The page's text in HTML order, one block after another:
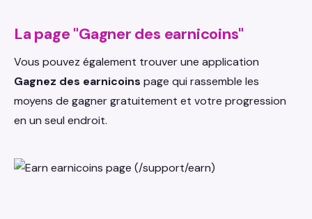
La page "Gagner des earnicoins"
Vous pouvez également trouver une application
Gagnez des earnicoins page qui rassemble les
moyens de gagner gratuitement et votre progression
en un seul endroit.